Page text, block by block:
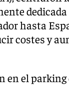
hasta
costes y
en el